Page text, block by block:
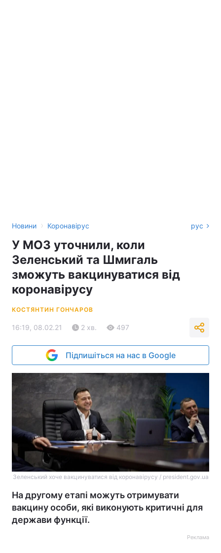
Новини › Коронавірус рус
У МОЗ уточнили, коли
Зеленський та Шмигаль
зможуть вакцинуватися від
коронавірусу
КОСТЯНТИН ГОНЧАРОВ
16:19, 08.02.21 2 хв. 497
Підпишіться на нас в Google
Зеленський хоче вакцинуватися від коронавірусу / president.gov.ua
На другому етапі можуть отримувати
вакцину особи, які виконують критичні для
держави функції.
Реклама